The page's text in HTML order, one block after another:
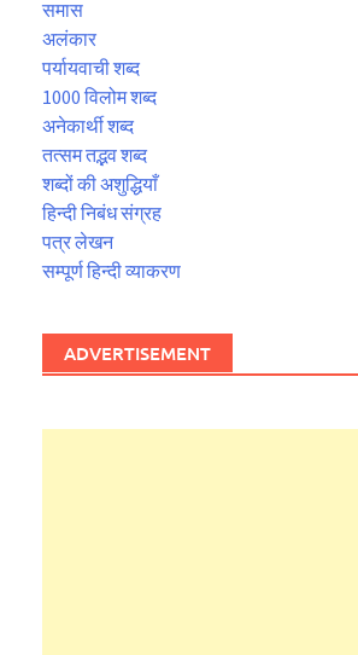
समास
अलंकार
पर्यायवाची शब्द
1000 विलोम शब्द
अनेकार्थी शब्द
तत्सम तद्भव शब्द
शब्दों की अशुद्धियाँ
हिन्दी निबंध संग्रह
पत्र लेखन
सम्पूर्ण हिन्दी व्याकरण
ADVERTISEMENT